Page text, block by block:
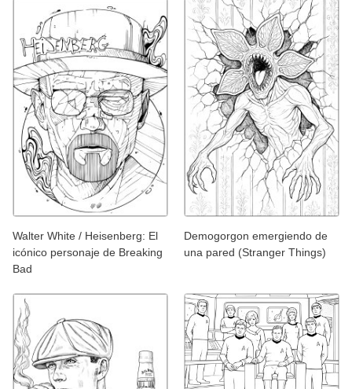
Walter White / Heisenberg: El
icónico personaje de Breaking
Bad
Demogorgon emergiendo de
una pared (Stranger Things)